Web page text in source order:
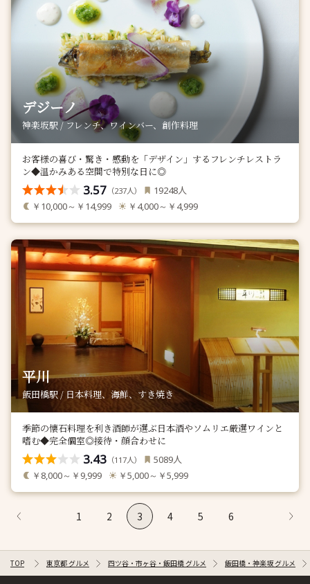
デジーノ
神楽坂駅 / フレンチ、ワインバー、創作料理
お客様の喜び・驚き・感動を「デザイン」するフレンチレストラ
ン◆温かみある空間で特別な日に◎
3.57 （237人） 19248人
￥10,000～￥14,999 ￥4,000～￥4,999
平川
飯田橋駅 / 日本料理、海鮮、すき焼き
季節の懐石料理を利き酒師が選ぶ日本酒やソムリエ厳選ワインと
嗜む◆完全個室◎接待・顔合わせに
3.43 （117人） 5089人
￥8,000～￥9,999 ￥5,000～￥5,999
1 2 3 4 5 6
TOP 東京都 グルメ 四ツ谷・市ヶ谷・飯田橋 グルメ 飯田橋・神楽坂 グルメ